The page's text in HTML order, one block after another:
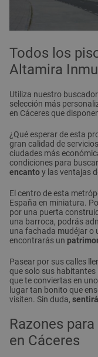
Todos los
Altamira
Utiliza nuestro
selección más
en Cáceres que
¿Qué esperar de esta
gran calidad de
ciudades más
condiciones para
encantoy las ventajas
El centro de esta
España en miniatura.
por una puerta
una barroca, podrás
una fachada mudéjar o
encontrarás un
Pasear por sus calles
que solo sus
que te conviertas en
lugar tan bonito que
visiten. Sin duda,
Razones
en Cáceres